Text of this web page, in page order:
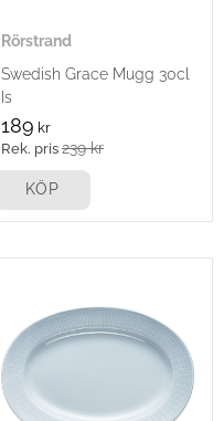
Rörstrand
Swedish Grace Mugg 30cl
Is
189 kr
239kr
KÖP